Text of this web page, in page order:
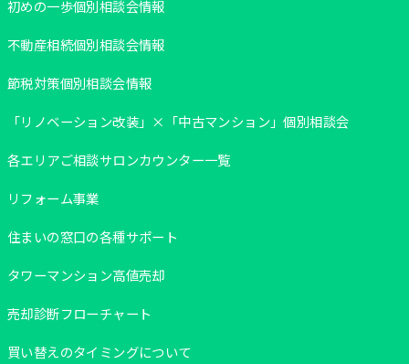
初めの一歩個別相談会情報
不動産相続個別相談会情報
節税対策個別相談会情報
「リノベーション改装」×「中古マンション」個別相談会
各エリアご相談サロンカウンター一覧
リフォーム事業
住まいの窓口の各種サポート
タワーマンション高値売却
売却診断フローチャート
買い替えのタイミングについて